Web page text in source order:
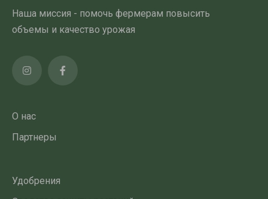
Наша миссия - помочь фермерам повысить
объемы и качество урожая
О нас
Партнеры
Удобрения